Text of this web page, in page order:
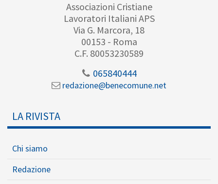
Associazioni Cristiane
Lavoratori Italiani APS
Via G. Marcora, 18
00153 - Roma
C.F. 80053230589
065840444
redazione@benecomune.net
LA RIVISTA
Chi siamo
Redazione